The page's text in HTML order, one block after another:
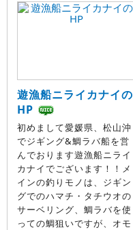
遊漁船ニライカナイの
HP
初めまして愛媛県、松山沖
でジギング&鯛ラバ船を営
んでおります遊漁船ニライ
カナイでございます！！メ
インの釣りモノは、ジギン
グでのハマチ・タチウオの
サーベリング、鯛ラバを使
っての鯛狙いですが、オモ